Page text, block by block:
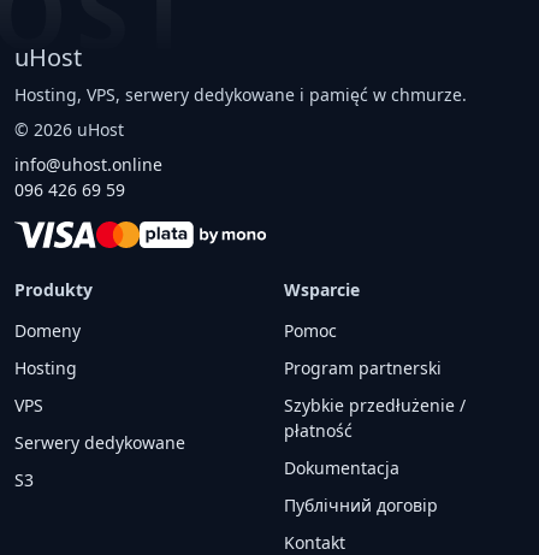
uHost
Hosting, VPS, serwery dedykowane i pamięć w chmurze.
© 2026 uHost
info@uhost.online
096 426 69 59
Produkty
Domeny
Hosting
VPS
Serwery dedykowane
S3
Wsparcie
Pomoc
Program partnerski
Szybkie przedłużenie /
płatność
Dokumentacja
Публічний договір
Kontakt